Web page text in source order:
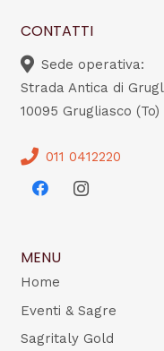
CONTATTI
Sede operativa:
Strada Antica di
10095 Grugliasco (To)
011 0412220
MENU
Home
Eventi & Sagre
Sagritaly Gold